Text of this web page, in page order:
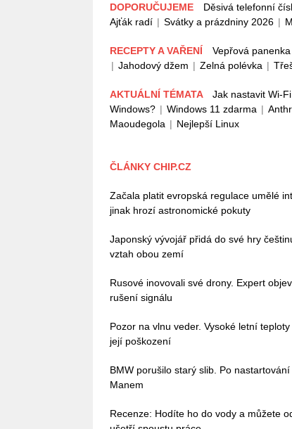
DOPORUČUJEME Děsivá telefonní
Ajťák radí | Svátky a prázdniny 2026 |
RECEPTY A VAŘENÍ Vepřová panenka
| Jahodový džem | Zelná polévka |
AKTUÁLNÍ TÉMATA Jak nastavit Wi-Fi
Windows? | Windows 11 zdarma |
Maoudegola | Nejlepší Linux
ČLÁNKY CHIP.CZ
Začala platit evropská regulace umělé
jinak hrozí astronomické pokuty
Japonský vývojář přidá do své hry
vztah obou zemí
Rusové inovovali své drony. Expert
rušení signálu
Pozor na vlnu veder. Vysoké letní
její poškození
BMW porušilo starý slib. Po
Manem
Recenze: Hodíte ho do vody a můžete